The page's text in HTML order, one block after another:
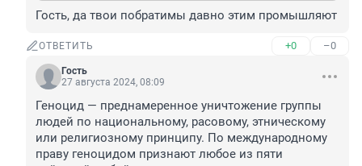
Гость, да твои побратимы давно этим промышляют
ОТВЕТИТЬ +0 –0
Гость
27 августа 2024, 08:09
Геноцид — преднамеренное уничтожение группы
людей по национальному, расовому, этническому
или религиозному принципу. По международному
праву геноцидом признают любое из пяти